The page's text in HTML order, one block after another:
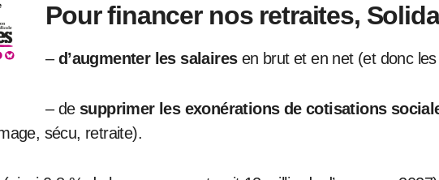
Pour financer nos retraites,
–d’augmenter les salairesen brut et en net (et donc
– desupprimer les exonérations de cotisations
sécu, retraite).